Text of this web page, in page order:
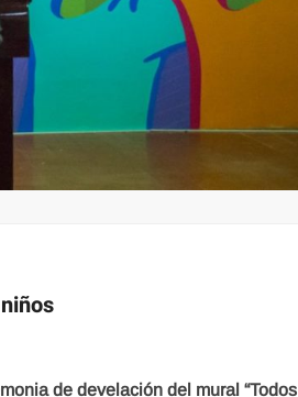
de develación del mural “Todos